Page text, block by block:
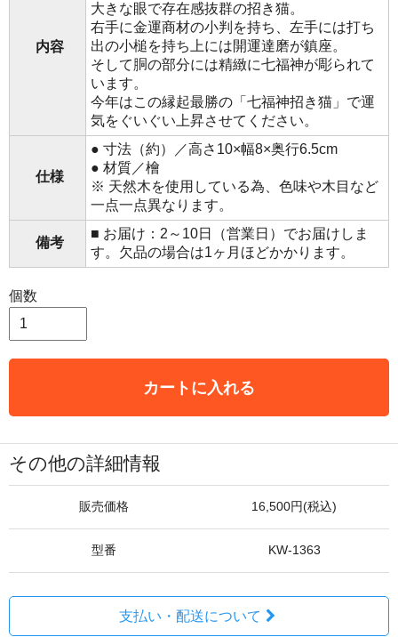
内容
大きな眼で存在感抜群の招き猫。
右手に金運商材の小判を持ち、左手には打ち
出の小槌を持ち上には開運達磨が鎮座。
そして胴の部分には精緻に七福神が彫られて
います。
今年はこの縁起最勝の「七福神招き猫」で運
気をぐいぐい上昇させてください。
仕様
● 寸法（約）／高さ10×幅8×奥行6.5cm
● 材質／檜
※ 天然木を使用している為、色味や木目など
一点一点異なります。
備考
■ お届け：2～10日（営業日）でお届けしま
す。欠品の場合は1ヶ月ほどかかります。
個数
カートに入れる
その他の詳細情報
販売価格 16,500円(税込)
型番 KW-1363
支払い・配送について